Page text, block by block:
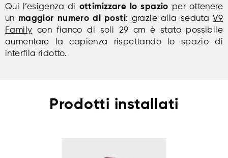
Qui l’esigenza di ottimizzare lo spazio per ottenere
un maggior numero di posti: grazie alla sedutaV9
Family con fianco di soli 29 cm è stato possibile
aumentare la capienza rispettando lo spazio di
interfila ridotto.
Prodotti installati